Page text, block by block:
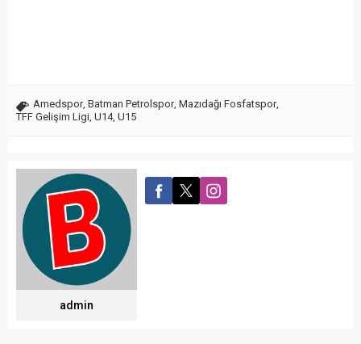
Amedspor, Batman Petrolspor, Mazıdağı Fosfatspor,
TFF Gelişim Ligi, U14, U15
admin